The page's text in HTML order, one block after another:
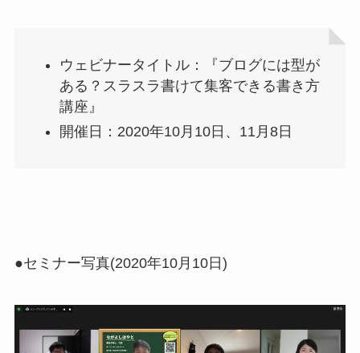
ウェビナータイトル：『ブログには型が
ある？スラスラ書けて集客できる書き方
講座』
開催日：2020年10月10日、11月8日
●セミナー写真(2020年10月10日)